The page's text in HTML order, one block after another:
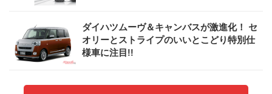
ダイハツムーヴ＆キャンバスが激進化！ セ
オリーとストライプのいいとこどり特別仕
様車に注目!!